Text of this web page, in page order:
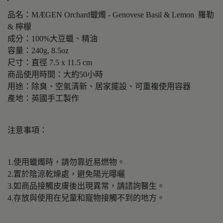
品名：MÆGEN Orchard蠟燭 - Genovese Basil & Lemon 羅勒
& 檸檬
成分：100%大豆蠟、精油
容量：240g, 8.5oz
尺寸：直徑 7.5 x 11.5 cm
商品使用時間：大約50小時
用途：除臭、空氣清新、居家擺設、可重複使用容器
產地：英國手工製作
注意事項：
1.使用蠟燭時，請勿靠近易燃物。
2.置於陰涼乾燥處，避免陽光曝曬
3.如商品接觸皮膚後出現異常，請諮詢醫生。
4.存放與使用在兒童和寵物接觸不到的地方。